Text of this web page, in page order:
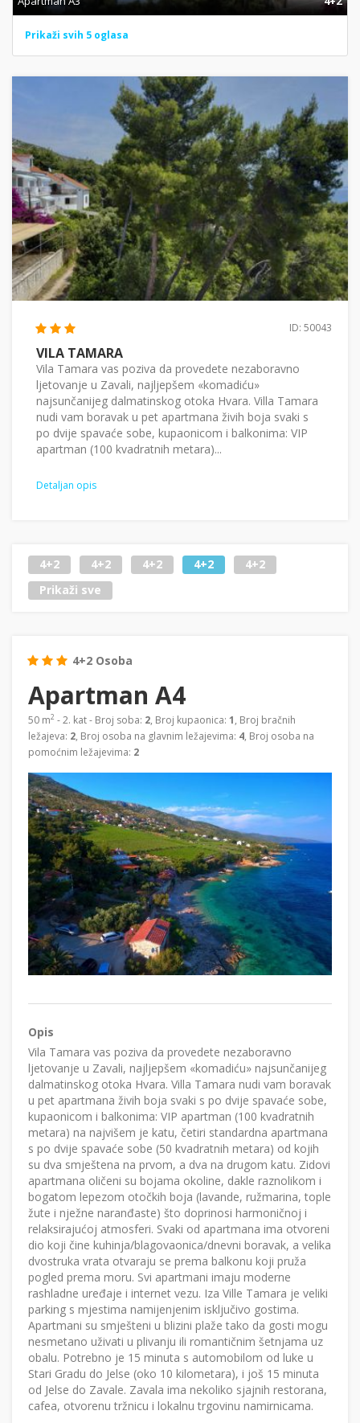
Prikaži svih 5 oglasa
ID: 50043
VILA TAMARA
Vila Tamara vas poziva da provedete nezaboravno
ljetovanje u Zavali, najljepšem «komadiću»
najsunčanijeg dalmatinskog otoka Hvara. Villa Tamara
nudi vam boravak u pet apartmana živih boja svaki s
po dvije spavaće sobe, kupaonicom i balkonima: VIP
apartman (100 kvadratnih metara)...
Detaljan opis
4+2 4+2 4+2 4+2
4+2
Prikaži sve
4+2 Osoba
Apartman A4
50 m2 - 2. kat - Broj soba: 2, Broj kupaonica: 1, Broj bračnih
ležajeva: 2, Broj osoba na glavnim ležajevima: 4, Broj osoba na
pomoćnim ležajevima: 2
Opis
Vila Tamara vas poziva da provedete nezaboravno
ljetovanje u Zavali, najljepšem «komadiću» najsunčanijeg
dalmatinskog otoka Hvara. Villa Tamara nudi vam boravak
u pet apartmana živih boja svaki s po dvije spavaće sobe,
kupaonicom i balkonima: VIP apartman (100 kvadratnih
metara) na najvišem je katu, četiri standardna apartmana
s po dvije spavaće sobe (50 kvadratnih metara) od kojih
su dva smještena na prvom, a dva na drugom katu. Zidovi
apartmana oličeni su bojama okoline, dakle raznolikom i
bogatom lepezom otočkih boja (lavande, ružmarina, tople
žute i nježne naranđaste) što doprinosi harmoničnoj i
relaksirajućoj atmosferi. Svaki od apartmana ima otvoreni
dio koji čine kuhinja/blagovaonica/dnevni boravak, a velika
dvostruka vrata otvaraju se prema balkonu koji pruža
pogled prema moru. Svi apartmani imaju moderne
rashladne uređaje i internet vezu. Iza Ville Tamara je veliki
parking s mjestima namijenjenim isključivo gostima.
Apartmani su smješteni u blizini plaže tako da gosti mogu
nesmetano uživati u plivanju ili romantičnim šetnjama uz
obalu. Potrebno je 15 minuta s automobilom od luke u
Stari Gradu do Jelse (oko 10 kilometara), i još 15 minuta
od Jelse do Zavale. Zavala ima nekoliko sjajnih restorana,
cafea, otvorenu tržnicu i lokalnu trgovinu namirnicama.